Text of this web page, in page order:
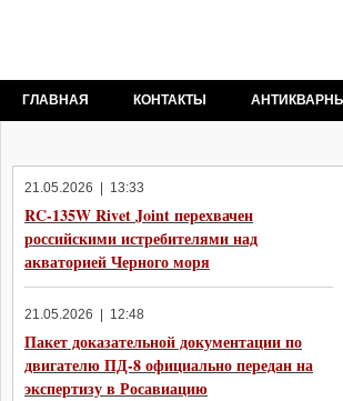
ГЛАВНАЯ КОНТАКТЫ
21.05.2026 | 13:33
RC-135W Rivet Joint перехвачен
российскими истребителями над
акваторией Черного моря
21.05.2026 | 12:48
Пакет доказательной документации по
двигателю ПД-8 официально передан на
экспертизу в Росавиацию